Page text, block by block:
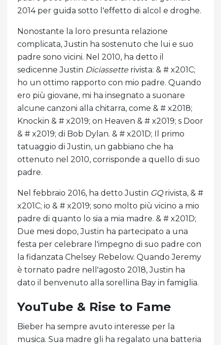
2014 per guida sotto l'effetto di alcol e droghe.
Nonostante la loro presunta relazione
complicata, Justin ha sostenuto che lui e suo
padre sono vicini. Nel 2010, ha detto il
sedicenne Justin Diciassette rivista: & # x201C;
ho un ottimo rapporto con mio padre. Quando
ero più giovane, mi ha insegnato a suonare
alcune canzoni alla chitarra, come & # x2018;
Knockin & # x2019; on Heaven & # x2019; s Door
& # x2019; di Bob Dylan. & # x201D; Il primo
tatuaggio di Justin, un gabbiano che ha
ottenuto nel 2010, corrisponde a quello di suo
padre.
Nel febbraio 2016, ha detto Justin GQrivista, & #
x201C; io & # x2019; sono molto più vicino a mio
padre di quanto lo sia a mia madre. & # x201D;
Due mesi dopo, Justin ha partecipato a una
festa per celebrare l'impegno di suo padre con
la fidanzata Chelsey Rebelow. Quando Jeremy
è tornato padre nell'agosto 2018, Justin ha
dato il benvenuto alla sorellina Bay in famiglia.
YouTube & Rise to Fame
Bieber ha sempre avuto interesse per la
musica. Sua madre gli ha regalato una batteria